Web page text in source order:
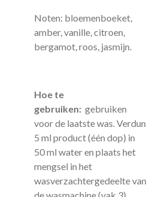
Noten: bloemenboeket,
amber, vanille, citroen,
bergamot, roos, jasmijn.
Hoe te
gebruiken: gebruiken
voor de laatste was.Verdun
5 ml product (één dop) in
50 ml water en plaats het
mengsel in het
wasverzachtergedeelte van